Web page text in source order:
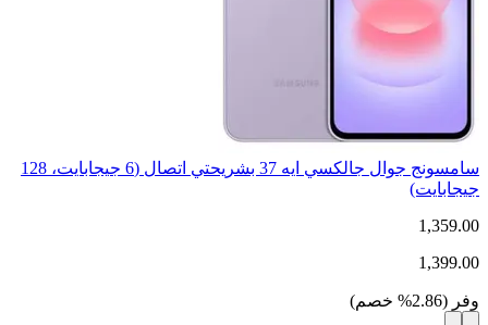
سامسونج جوال جالكسي ايه 37 بشريحتي اتصال (6 جيجابايت، 128
جيجابايت)
1,359.00
1,399.00
وفر (
2.86
% خصم)